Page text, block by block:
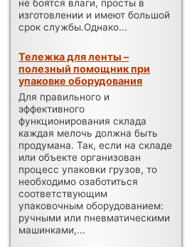
не боятся влаги, просты в
изготовлении и имеют большой
срок службы.Однако...
Тележка для ленты –
полезный помощник при
упаковке оборудования
Для правильного и
эффективного
функционирования склада
каждая мелочь должна быть
продумана. Так, если на складе
или объекте организован
процесс упаковки грузов, то
необходимо озаботиться
соответствующим
упаковочным оборудованием:
ручными или пневматическими
машинками,...